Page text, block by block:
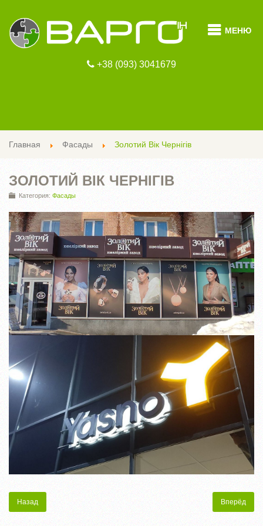
МЕНЮ
+38 (093) 3041679
Главная Фасады Золотий Вік Чернігів
ЗОЛОТИЙ ВІК ЧЕРНІГІВ
Категория: Фасады
Назад Вперёд